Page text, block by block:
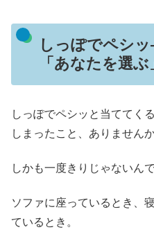
しっぽでペシ
「あなたを選ぶ
しっぽでペシッと当てて
しまったこと、ありません
しかも一度きりじゃないん
ソファに座っているとき、
ているとき。